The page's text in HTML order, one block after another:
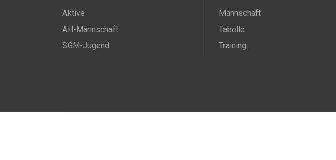
Aktive
AH-Mannschaft
SGM-Jugend
Mannschaft
Tabelle
Training